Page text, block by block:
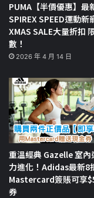
PUMA【半價優惠】最
SPIREX SPEED運動新
XMAS SALE大量折扣
數！
2026 年 4 月 14 日
重溫經典 Gazelle 室內
力進化！Adidas最新8
Mastercard簽賬可享
券